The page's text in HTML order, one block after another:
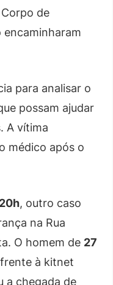
de
encaminharam
para analisar o
possam ajudar
A vítima
médico após o
20h, outro caso
na Rua
O homem de 27
à kitnet
a chegada de